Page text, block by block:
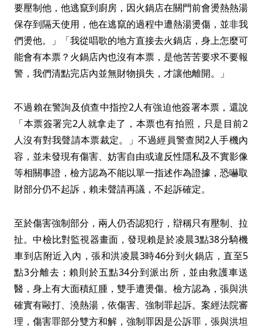
要壓制他，他逃竄到廚房，因火鍋店在關門前會燙熱熱湯
保存到隔天使用，他在逃竄的過程中遭熱湯燙傷，並非我
們燙他。」「我從唱歌的地方直接去火鍋店，身上怎麼可
能會有本票？火鍋店內也沒有本票，是他苦苦要求不要報
警，我們清點完店內並無財物損失，才讓他離開。」
不過賴在警詢及偵查中指控2人有強迫他簽署本票，還說
「本票簽署完2人就拿走了，本票也有拍照，只是目前2
人沒有對我聲請本票裁定。」不過經員警查閱2人手機內
容，並未發現有傷害、妨害自由或違反性隱私及不實影像
等相關事證，檢方認為不能以單一指述作為證據，恐嚇取
財部分仍不起訴，賴未聲請再議，不起訴確定。
至於傷害強制部分，兩人仍否認犯行，辯稱只有壓制、拉
扯。中檢比對監視器畫面，發現賴是於凌晨3點38分騎機
車到店附近入內，張和洪凌晨3時46分到火鍋店，直至5
點3分離去；賴則於五點34分到派出所，並由救護車送
醫，身上有大面積紅腫，雙手遭燙傷。檢方認為，張與洪
確實有毆打、澆熱湯，依傷害、強制罪起訴。案經法院審
理，傷害罪部分雙方和解，強制罪因是公訴罪，張與洪坦